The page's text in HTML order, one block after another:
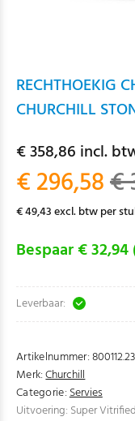
RECHTHOEKIG
CHURCHILL
€ 358,86 incl.
€ 296,58€
€ 49,43 excl. btw per
Bespaar € 32,94
Leverbaar:
Artikelnummer:
Merk:Churchill
Categorie:Servies
Uitvoering: Super